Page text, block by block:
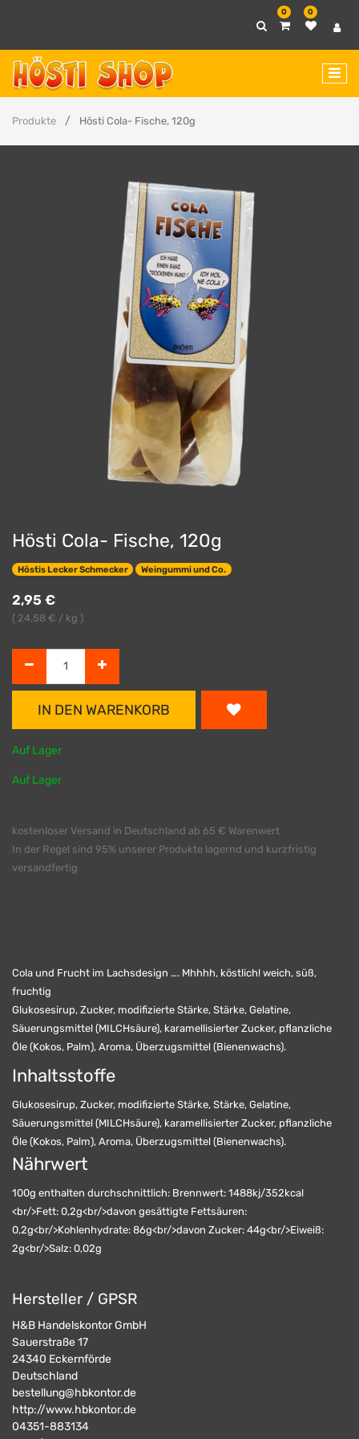
0 0
Produkte Hösti Cola- Fische, 120g
Hösti Cola- Fische, 120g
Höstis Lecker Schmecker Weingummi und Co.
2,95 €
( 24,58 € / kg )
IN DEN WARENKORB
Auf Lager
Auf Lager
kostenloser Versand in Deutschland ab 65 € Warenwert
In der Regel sind 95% unserer Produkte lagernd und kurzfristig
versandfertig
Cola und Frucht im Lachsdesign …. Mhhhh, köstlich! weich, süß,
fruchtig
Glukosesirup, Zucker, modifizierte Stärke, Stärke, Gelatine,
Säuerungsmittel (MILCHsäure), karamellisierter Zucker, pflanzliche
Öle (Kokos, Palm), Aroma, Überzugsmittel (Bienenwachs).
Inhaltsstoffe
Glukosesirup, Zucker, modifizierte Stärke, Stärke, Gelatine,
Säuerungsmittel (MILCHsäure), karamellisierter Zucker, pflanzliche
Öle (Kokos, Palm), Aroma, Überzugsmittel (Bienenwachs).
Nährwert
100g enthalten durchschnittlich: Brennwert: 1488kj/352kcal
<br/>Fett: 0,2g<br/>davon gesättigte Fettsäuren:
0,2g<br/>Kohlenhydrate: 86g<br/>davon Zucker: 44g<br/>Eiweiß:
2g<br/>Salz: 0,02g
Hersteller / GPSR
H&B Handelskontor GmbH
Sauerstraße 17
24340 Eckernförde
Deutschland
bestellung@hbkontor.de
http://www.hbkontor.de
04351-883134